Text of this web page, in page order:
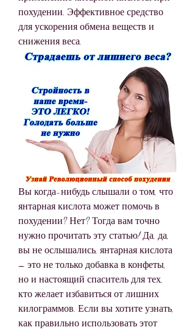
похудении. Эффективное средство
для ускорения обмена веществ и
снижения веса.
Вы когда-нибудь слышали о том, что
янтарная кислота может помочь в
похудении? Нет? Тогда вам точно
нужно прочитать эту статью! Да, да,
вы не ослышались, янтарная кислота
– это не только добавка в конфеты,
но и настоящий спаситель для тех,
кто желает избавиться от лишних
килограммов. Если вы хотите узнать,
как правильно использовать этот